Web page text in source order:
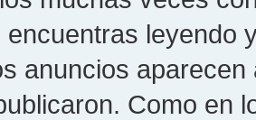
encuentras leyendo
anuncios
Como en